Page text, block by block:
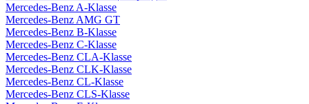
Mercedes-Benz A-Klasse
Mercedes-Benz AMG GT
Mercedes-Benz B-Klasse
Mercedes-Benz C-Klasse
Mercedes-Benz CLA-Klasse
Mercedes-Benz CLK-Klasse
Mercedes-Benz CL-Klasse
Mercedes-Benz CLS-Klasse